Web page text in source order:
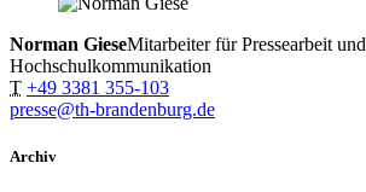
Norman GieseMitarbeiter für Pressearbeit und
Hochschulkommunikation
T +49 3381 355-103
presse@th-brandenburg.de
Archiv